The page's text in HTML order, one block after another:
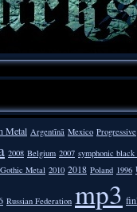
Metal Argentīnā Mexico Progressive
2008 Belgium 2007 symphonic
Gothic Metal 2010 2018 Poland 1996
Russian Federation mp3